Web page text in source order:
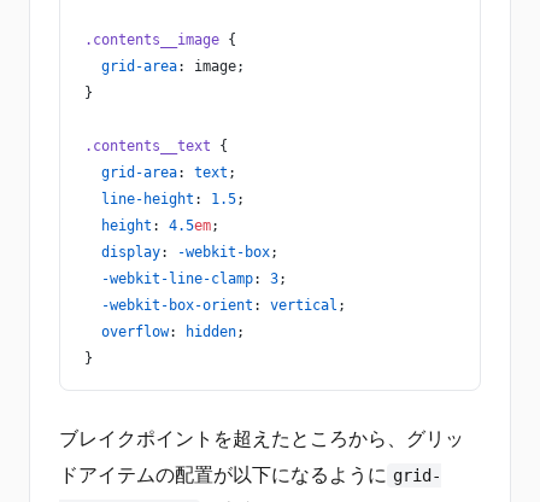
.contents__image {
  grid-area
: image;
}
.contents__text {
  grid-area
: text ;
  line-height
: 1.5;
  height
: 4.5em;
  display
: -webkit-box;
  -webkit-line-clamp
: 3;
  -webkit-box-orient
: vertical ;
  overflow
: hidden;
}
ブレイクポイントを超えたところから、グリッ
ドアイテムの配置が以下になるように grid-